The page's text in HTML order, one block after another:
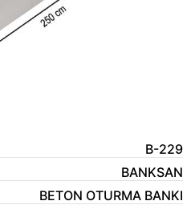
B-229
BANKSAN
BETON OTURMA BANKI